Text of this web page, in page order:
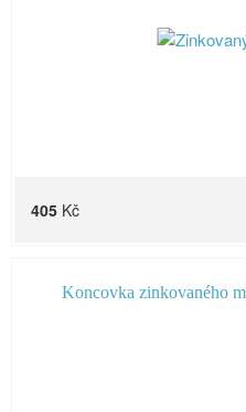
405 Kč
Koncovka zinkovaného